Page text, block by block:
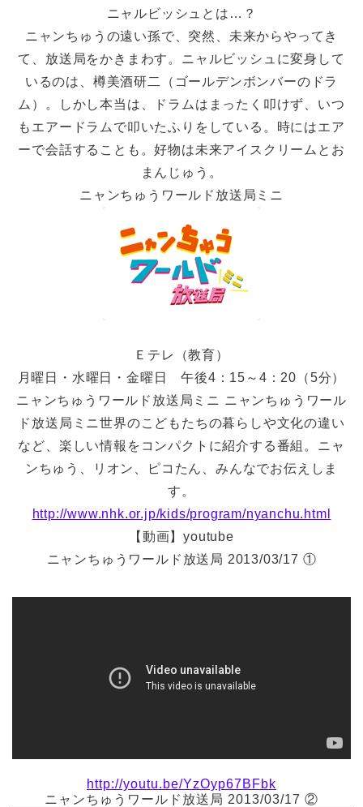
ニャルビッシュとは…？
ニャンちゅうの遠い孫で、突然、未来からやってき
て、放送局をかきまわす。ニャルビッシュに変身して
いるのは、樽美酒研二（ゴールデンボンバーのドラ
ム）。しかし本当は、ドラムはまったく叩けず、いつ
もエアードラムで叩いたふりをしている。時にはエア
ーで会話することも。好物は未来アイスクリームとお
まんじゅう。
ニャンちゅうワールド放送局ミニ
Ｅテレ（教育）
月曜日・水曜日・金曜日 午後4：15～4：20（5分）
ニャンちゅうワールド放送局ミニ ニャンちゅうワール
ド放送局ミニ世界のこどもたちの暮らしや文化の違い
など、楽しい情報をコンパクトに紹介する番組。ニャ
ンちゅう、リオン、ピコたん、みんなでお伝えしま
す。
http://www.nhk.or.jp/kids/program/nyanchu.html
【動画】youtube
ニャンちゅうワールド放送局 2013/03/17 ①
http://youtu.be/YzOyp67BFbk
ニャンちゅうワールド放送局 2013/03/17 ②